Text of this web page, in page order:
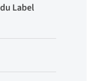
Label